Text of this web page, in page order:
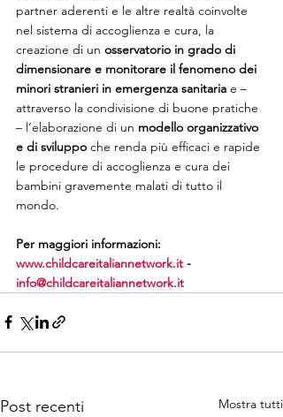
partner aderenti e le altre realtà coinvolte
nel sistema di accoglienza e cura, la
creazione di un osservatorio in grado di
dimensionare e monitorare il fenomeno dei
minori stranieri in emergenza sanitaria e –
attraverso la condivisione di buone pratiche
– l’elaborazione di un modello organizzativo
e di sviluppo che renda più efficaci e rapide
le procedure di accoglienza e cura dei
bambini gravemente malati di tutto il
mondo.
Per maggiori informazioni:
www.childcareitaliannetwork.it -
info@childcareitaliannetwork.it
Post recenti Mostra tutti